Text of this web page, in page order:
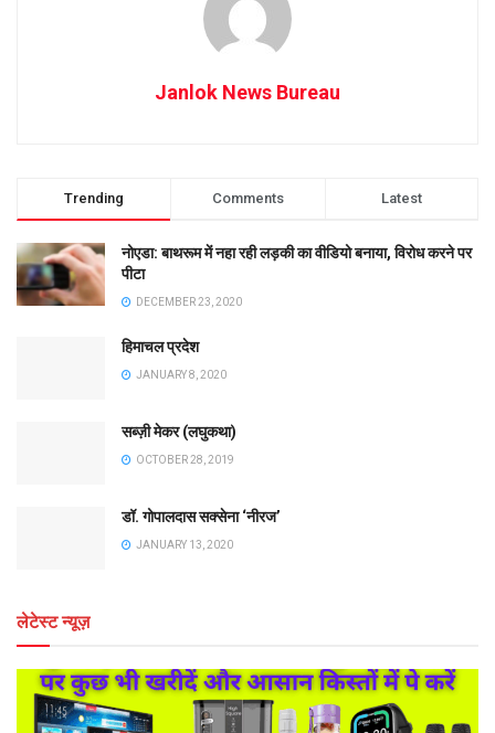
Janlok News Bureau
Trending Comments Latest
नोएडा: बाथरूम में नहा रही लड़की का वीडियो बनाया, विरोध करने पर
पीटा
DECEMBER 23, 2020
हिमाचल प्रदेश
JANUARY 8, 2020
सब्ज़ी मेकर (लघुकथा)
OCTOBER 28, 2019
डॉ. गोपालदास सक्सेना ‘नीरज’
JANUARY 13, 2020
लेटेस्ट न्यूज़